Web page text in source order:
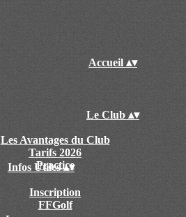
Accueil ▴▾
Le Club ▴▾
Les Avantages du Club
Tarifs 2026
Practice
Infos Utiles▴▾
Inscription
FFGolf